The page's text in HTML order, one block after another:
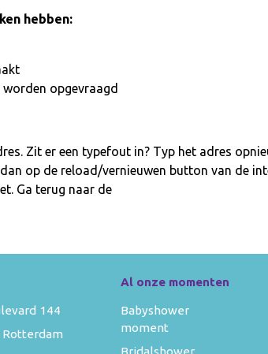
hebben:
opgevraagd
Zit er een typefout in? Typ het adres
op de reload/vernieuwen button van de
Ga terug naar de
144
Al onze momenten
Babyshower
moment
Bridalshower